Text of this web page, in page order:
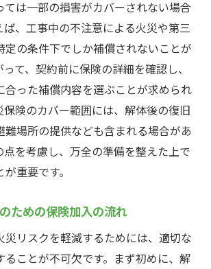
ては一部の損害がカバーされない場合
ば、工事中の不注意による火災や第三
定の条件下でしか補償されないことが
て、契約前に保険の詳細を確認し、
合った補償内容を選ぶことが求められ
保険のカバー範囲には、解体後の復旧
難場所の提供なども含まれる場合があ
点を考慮し、万全の準備を整えた上で
重要です。
ための保険加入の流れ
災リスクを軽減するためには、適切な
ることが不可欠です。まず初めに、解